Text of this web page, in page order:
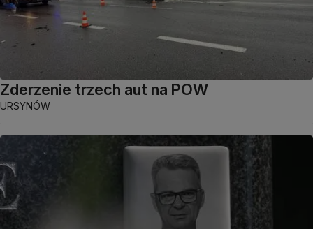
Zderzenie trzech aut na POW
URSYNÓW